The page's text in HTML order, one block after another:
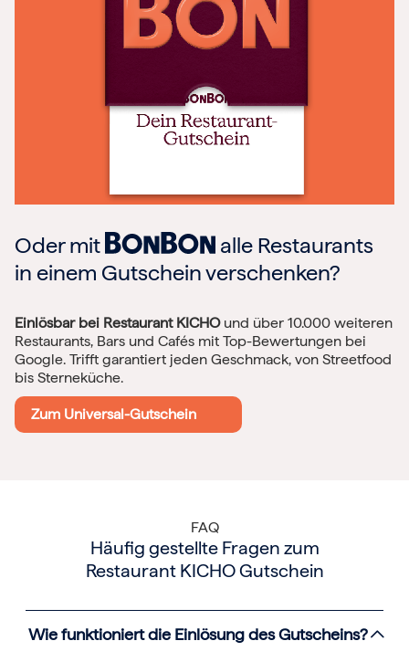
Oder mit
alle Restaurants
in einem Gutschein verschenken?
Einlösbar bei Restaurant KICHOund über 10.000 weiteren
Restaurants, Bars und Cafés mit Top-Bewertungen bei
Google. Trifft garantiert jeden Geschmack, von Streetfood
bis Sterneküche.
Zum Universal-Gutschein
FAQ
Häufig gestellte Fragen zum
Restaurant KICHO Gutschein
Wie funktioniert die Einlösung des Gutscheins?